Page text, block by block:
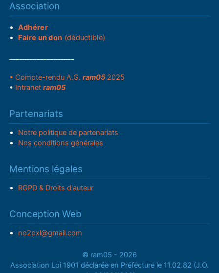
Association
Adhérer
Faire un don (déductible)
• Compte-rendu A.G.ram05 2025
• Intranetram05
Partenariats
Notre politique de partenariats
Nos conditions générales
Mentions légales
RGPD & Droits d'auteur
Conception Web
no2pxl@gmail.com
© ram05 - 2026
Association Loi 1901 déclarée en Préfecture le 11.02.82 (J.O.